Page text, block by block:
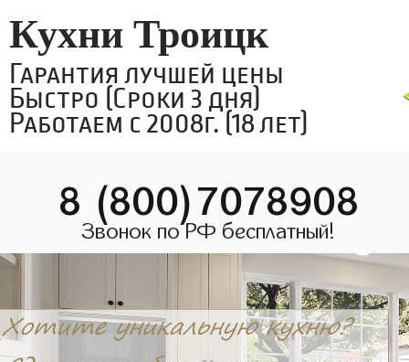
Кухни Троицк
Гарантия лучшей цены
Быстро (Сроки 3 дня)
Работаем с 2008г. (18 лет)
8 (800)7078908
Звонок по РФ бесплатный!